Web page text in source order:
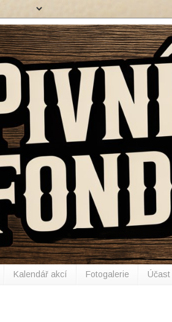
Kalendář akcí Fotogalerie Účast